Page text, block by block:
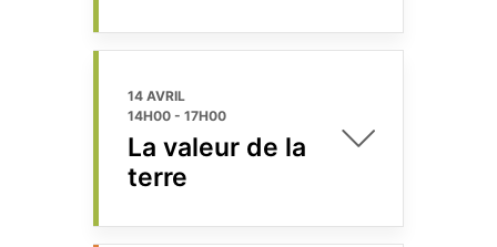
14 AVRIL
14H00 - 17H00
La valeur de la
terre